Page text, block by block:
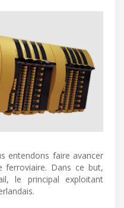
entendons faire avancer
ferroviaire. Dans ce but,
le principal exploitant